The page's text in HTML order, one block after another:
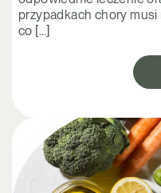
przypadkach chory
co […]